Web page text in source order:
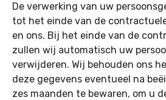
De verwerking van uw
tot het einde van de
en ons. Bij het einde van de
zullen wij automatisch uw
verwijderen. Wij behouden ons
deze gegevens eventueel na
zes maanden te bewaren, om u